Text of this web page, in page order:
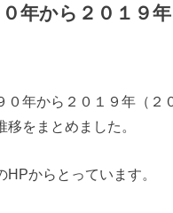
０年から２０１９
０年から２０１９年（
をまとめました。
からとっています。